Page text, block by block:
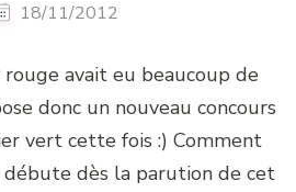
18/11/2012
avait eu beaucoup de
donc un nouveau concours
vert cette fois :) Comment
débute dès la parution de cet